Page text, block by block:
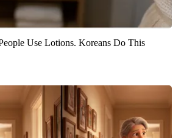
Use Lotions. Koreans Do This